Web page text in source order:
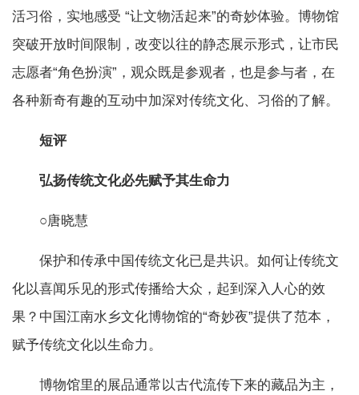
活习俗，实地感受 “让文物活起来”的奇妙体验。博物馆
突破开放时间限制，改变以往的静态展示形式，让市民
志愿者“角色扮演”，观众既是参观者，也是参与者，在
各种新奇有趣的互动中加深对传统文化、习俗的了解。
短评
弘扬传统文化必先赋予其生命力
○唐晓慧
保护和传承中国传统文化已是共识。如何让传统文
化以喜闻乐见的形式传播给大众，起到深入人心的效
果？中国江南水乡文化博物馆的“奇妙夜”提供了范本，
赋予传统文化以生命力。
博物馆里的展品通常以古代流传下来的藏品为主，